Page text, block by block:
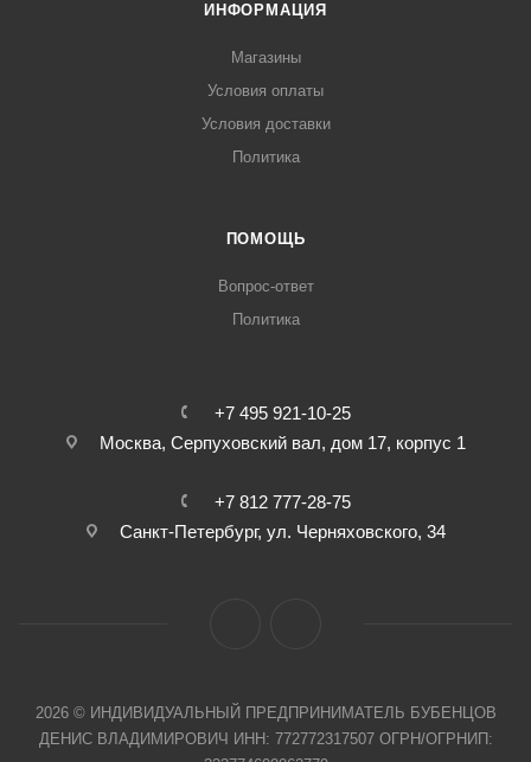
ИНФОРМАЦИЯ
Магазины
Условия оплаты
Условия доставки
Политика
ПОМОЩЬ
Вопрос-ответ
Политика
+7 495 921-10-25
Москва, Cерпуховский вал, дом 17, корпус 1
+7 812 777-28-75
Санкт-Петербург, ул. Черняховского, 34
2026 © ИНДИВИДУАЛЬНЫЙ ПРЕДПРИНИМАТЕЛЬ БУБЕНЦОВ
ДЕНИС ВЛАДИМИРОВИЧ ИНН: 772772317507 ОГРН/ОГРНИП: